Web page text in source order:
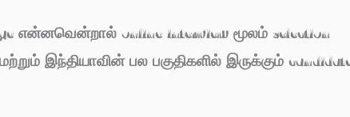
என்னவென்றால் online interview மூலம் selection
இந்தியாவின் பல பகுதிகளில் இருக்கும்